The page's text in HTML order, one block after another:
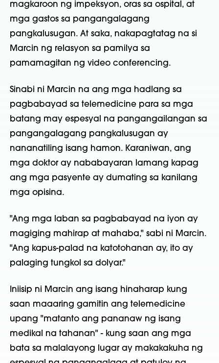
magkaroon ng impeksyon, oras sa ospital, at
mga gastos sa pangangalagang
pangkalusugan. At saka, nakapagtatag na si
Marcin ng relasyon sa pamilya sa
pamamagitan ng video conferencing.
Sinabi ni Marcin na ang mga hadlang sa
pagbabayad sa telemedicine para sa mga
batang may espesyal na pangangailangan sa
pangangalagang pangkalusugan ay
nananatiling isang hamon. Karaniwan, ang
mga doktor ay nababayaran lamang kapag
ang mga pasyente ay dumating sa kanilang
mga opisina.
"Ang mga laban sa pagbabayad na iyon ay
magiging mahirap at mahaba," sabi ni Marcin.
"Ang kapus-palad na katotohanan ay, ito ay
palaging tungkol sa dolyar."
Iniisip ni Marcin ang isang hinaharap kung
saan maaaring gamitin ang telemedicine
upang "matanto ang pananaw ng isang
medikal na tahanan" - kung saan ang mga
bata sa malalayong lugar ay makakakuha ng